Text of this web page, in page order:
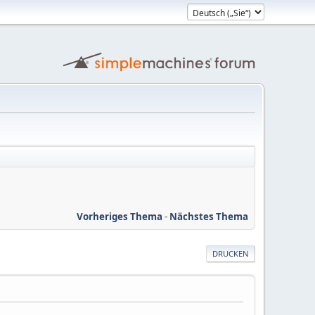
Vorheriges Thema - Nächstes Thema
DRUCKEN